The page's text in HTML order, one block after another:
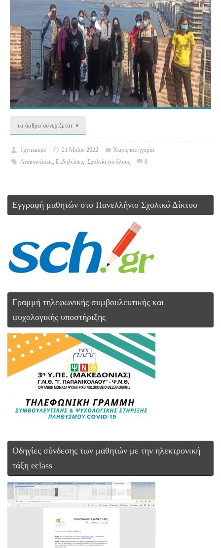
το άρθρο συνεχίζεται
1gymampe 21 Μαΐου 2022
Χωρίς κατηγορία
Ανακοινώσεις, Εκδηλώσεις, Σχολεία για όλους 0
Εγγραφή μαθητών στο Πανελλήνιο Σχολικό Δίκτυο
Γραμμή τηλεφωνικής συμβουλευτικής και
ψυχολογικής υποστήριξης
Οδηγίες σύνδεσης των μαθητών με την ηλεκτρονική
τάξη eclass